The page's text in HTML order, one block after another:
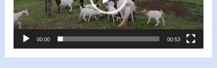
00:00 00:53